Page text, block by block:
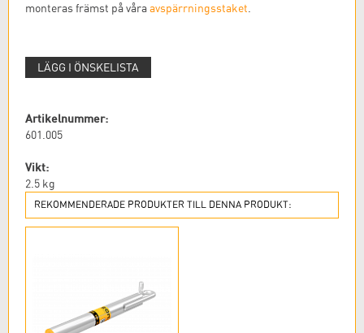
monteras främst på våraavspärrningsstaket
LÄGG I ÖNSKELISTA
Artikelnummer:
601.005
Vikt:
2.5 kg
REKOMMENDERADE PRODUKTER TILL DENNA PRODUKT: